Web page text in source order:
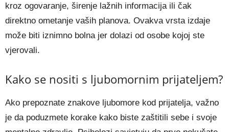
kroz ogovaranje, širenje lažnih informacija ili čak
direktno ometanje vaših planova. Ovakva vrsta izdaje
može biti iznimno bolna jer dolazi od osobe kojoj ste
vjerovali.
Kako se nositi s ljubomornim prijateljem?
Ako prepoznate znakove ljubomore kod prijatelja, važno
je da poduzmete korake kako biste zaštitili sebe i svoje